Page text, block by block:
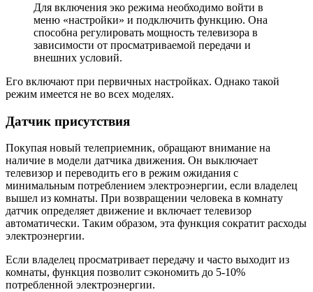
Для включения эко режима необходимо войти в
меню «настройки» и подключить функцию. Она
способна регулировать мощность телевизора в
зависимости от просматриваемой передачи и
внешних условий.
Его включают при первичных настройках. Однако такой
режим имеется не во всех моделях.
Датчик присутствия
Покупая новый телеприемник, обращают внимание на
наличие в модели датчика движения. Он выключает
телевизор и переводить его в режим ожидания с
минимальным потреблением электроэнергии, если владелец
вышел из комнаты. При возвращении человека в комнату
датчик определяет движение и включает телевизор
автоматически. Таким образом, эта функция сократит расходы
электроэнергии.
Если владелец просматривает передачу и часто выходит из
комнаты, функция позволит сэкономить до 5-10%
потребленной электроэнергии.